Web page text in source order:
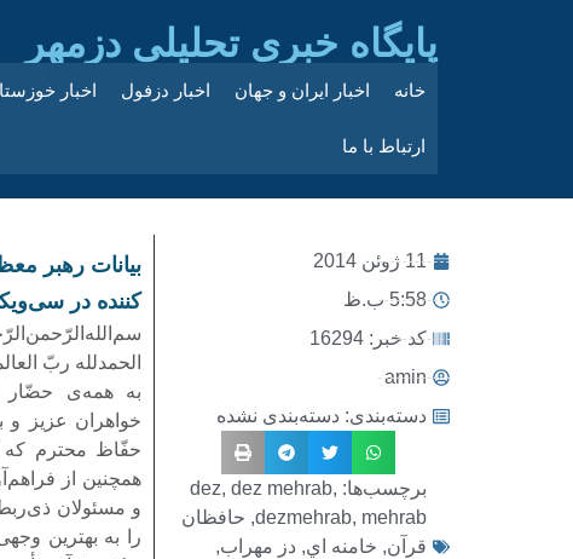
پایگاه خبری تحلیلی دزمهر
خانه اخبار ایران و جهان اخبار دزفول اخبار
ارتباط با ما
11 ژوئن 2014
5:58 ب.ظ
کد خبر: 16294
amin
دسته‌بندی: دسته‌بندی نشده
برچسب‌ها: dez, dez mehrab,
dezmehrab, mehrab
, حافظان
قرآن, خامنه اي, دز مهراب,
بیانات رهبر
کننده در
الحمدلله ربّ
به همه‌ى حضّار
خواهران عزیز و
حفّاظ محترم که
همچنین از
و مسئولان
را به بهترین